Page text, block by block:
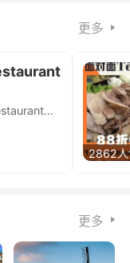
更多
巴黎Yinan & Hugo restaurant除简餐类全场8折
2862
更多